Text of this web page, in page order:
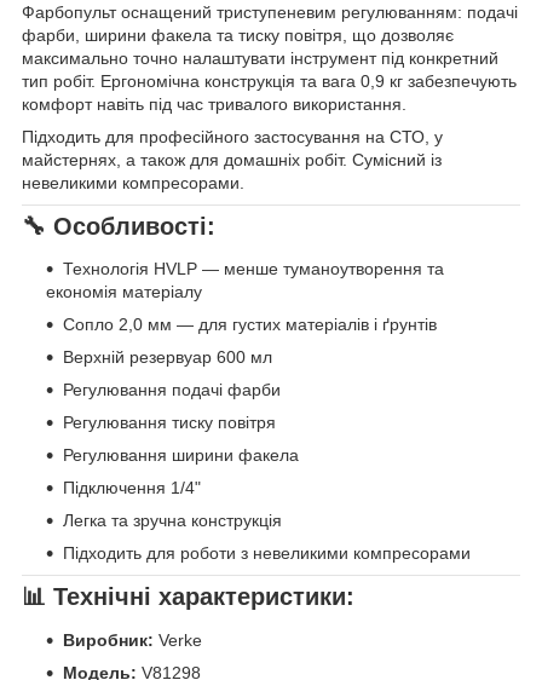
Фарбопульт оснащений триступеневим регулюванням: подачі
фарби, ширини факела та тиску повітря, що дозволяє
максимально точно налаштувати інструмент під конкретний
тип робіт. Ергономічна конструкція та вага 0,9 кг забезпечують
комфорт навіть під час тривалого використання.
Підходить для професійного застосування на СТО, у
майстернях, а також для домашніх робіт. Сумісний із
невеликими компресорами.
🔧 Особливості:
Технологія HVLP — менше туманоутворення та
економія матеріалу
Сопло 2,0 мм — для густих матеріалів і ґрунтів
Верхній резервуар 600 мл
Регулювання подачі фарби
Регулювання тиску повітря
Регулювання ширини факела
Підключення 1/4"
Легка та зручна конструкція
Підходить для роботи з невеликими компресорами
📊 Технічні характеристики:
Виробник: Verke
Модель: V81298